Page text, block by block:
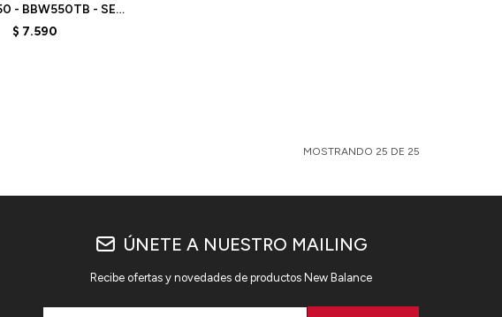
- BBW550TB - SEA
SALT
$ 7.590
MOSTRANDO 25 DE 25
ÚNETE A NUESTRO MAILING
Recibe ofertas y novedades de productos New Balance